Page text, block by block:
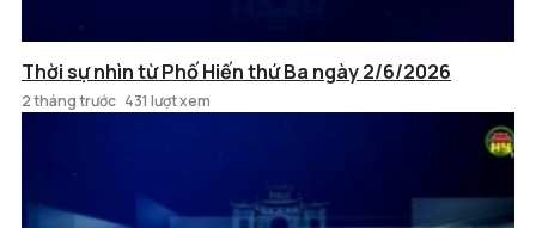
Thời sự nhìn từ Phố Hiến thứ Ba ngày 2/6/2026
2 tháng trước 431 lượt xem